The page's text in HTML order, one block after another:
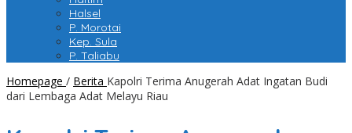
Halsel
P. Morotai
Kep. Sula
P. Taliabu
Homepage / Berita Kapolri Terima Anugerah Adat Ingatan Budi
dari Lembaga Adat Melayu Riau